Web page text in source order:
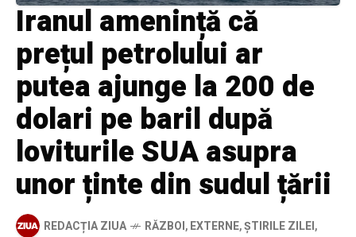
Iranul amenință că
prețul petrolului ar
putea ajunge la 200 de
dolari pe baril după
loviturile SUA asupra
unor ținte din sudul țării
REDACȚIA ZIUA RĂZBOI,EXTERNE,ȘTIRILE ZILEI,